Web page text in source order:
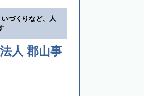
づくりなど、人
人 郡山事